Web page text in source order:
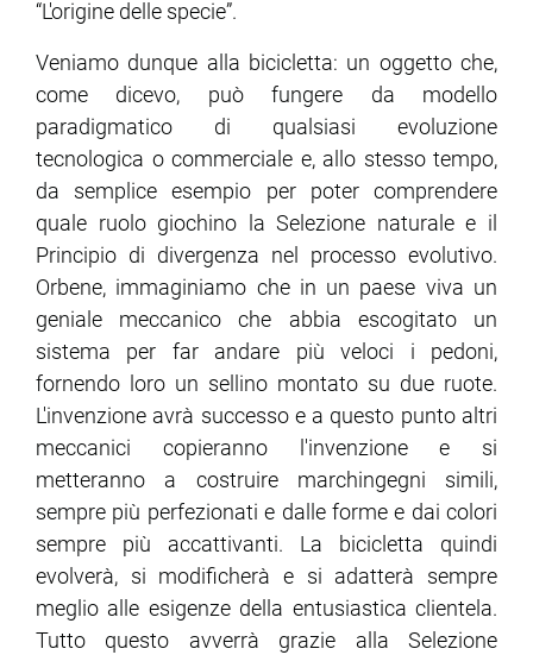
“L'origine delle specie”.
Veniamo dunque alla bicicletta: un oggetto che,
come dicevo, può fungere da modello
paradigmatico di qualsiasi evoluzione
tecnologica o commerciale e, allo stesso tempo,
da semplice esempio per poter comprendere
quale ruolo giochino la Selezione naturale e il
Principio di divergenza nel processo evolutivo.
Orbene, immaginiamo che in un paese viva un
geniale meccanico che abbia escogitato un
sistema per far andare più veloci i pedoni,
fornendo loro un sellino montato su due ruote.
L'invenzione avrà successo e a questo punto altri
meccanici copieranno l'invenzione e si
metteranno a costruire marchingegni simili,
sempre più perfezionati e dalle forme e dai colori
sempre più accattivanti. La bicicletta quindi
evolverà, si modificherà e si adatterà sempre
meglio alle esigenze della entusiastica clientela.
Tutto questo avverrà grazie alla Selezione